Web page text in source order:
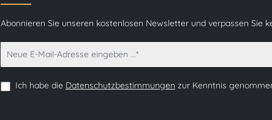
Abonnieren Sie unseren kostenlosen Newsletter und verpassen Sie
Ich habe die Datenschutzbestimmungen zur Kenntnis